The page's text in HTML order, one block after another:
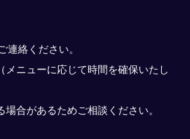
連絡ください。
メニューに応じて時間を確保いたし
合があるためご相談ください。